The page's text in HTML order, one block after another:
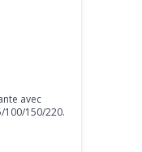
avec
100/150/220.